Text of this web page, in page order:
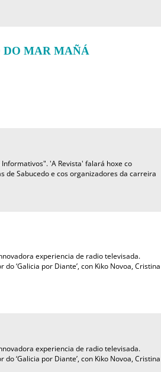
DO MAR MAÑÁ
'A Revista' falará hoxe co
de Sabucedo e cos organizadores da carreira
experiencia de radio televisada.
‘Galicia por Diante’, con Kiko Novoa, Cristina
experiencia de radio televisada.
‘Galicia por Diante’, con Kiko Novoa, Cristina